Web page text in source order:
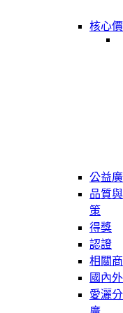
核心
公益
品質
策
得獎
認證
相關
國內
愛灑